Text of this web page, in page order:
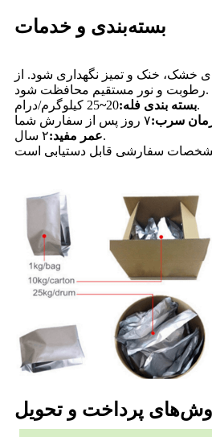
بسته‌بندی و خدمات
خشک، خنک و تمیز نگهداری شود. از
رطوبت و نور مستقیم محافظت شود.
بسته بندی فله:20
~
25 کیلوگرم/درام.
سرب:
عمر مفید:۲ سال.
پرداخت و تحویل